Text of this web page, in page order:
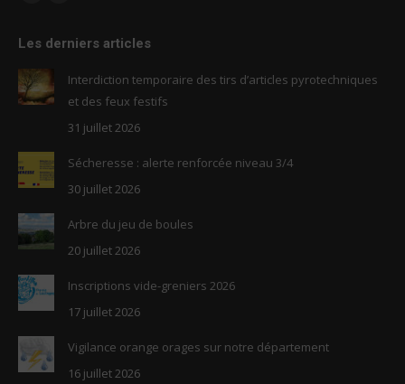
opens
in
new
opens
new
window
Les derniers articles
Interdiction temporaire des tirs d’articles pyrotechniques
et des feux festifs
31 juillet 2026
Sécheresse : alerte renforcée niveau 3/4
30 juillet 2026
Arbre du jeu de boules
20 juillet 2026
Inscriptions vide-greniers 2026
17 juillet 2026
Vigilance orange orages sur notre département
16 juillet 2026